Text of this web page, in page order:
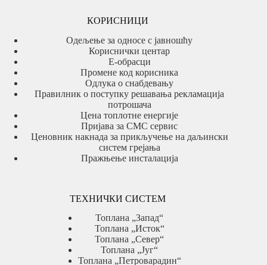
КОРИСНИЦИ
Одељење за односе с јавношћу
Кориснички центар
Е-обрасци
Промене код корисника
Одлука о снабдевању
Правилник о поступку решавања рекламација
потрошача
Цена топлотне енергије
Пријава за СМС сервис
Ценовник накнада за прикључење на даљински
систем грејања
Пражњење инсталација
ТЕХНИЧКИ СИСТЕМ
Топлана „Запад“
Топлана „Исток“
Топлана „Север“
Топлана „Југ“
Топлана „Петроварадин“